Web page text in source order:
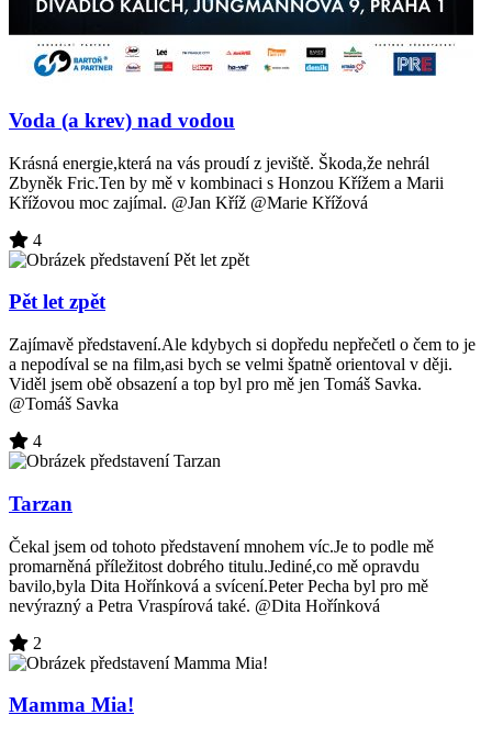
Voda (a krev) nad vodou
Krásná energie,která na vás proudí z jeviště. Škoda,že nehrál
Zbyněk Fric.Ten by mě v kombinaci s Honzou Křížem a Marii
Křížovou moc zajímal. @Jan Kříž @Marie Křížová
4
Pět let zpět
Zajímavě představení.Ale kdybych si dopředu nepřečetl o čem to je
a nepodíval se na film,asi bych se velmi špatně orientoval v ději.
Viděl jsem obě obsazení a top byl pro mě jen Tomáš Savka.
@Tomáš Savka
4
Tarzan
Čekal jsem od tohoto představení mnohem víc.Je to podle mě
promarněná příležitost dobrého titulu.Jediné,co mě opravdu
bavilo,byla Dita Hořínková a svícení.Peter Pecha byl pro mě
nevýrazný a Petra Vraspírová také. @Dita Hořínková
2
Mamma Mia!